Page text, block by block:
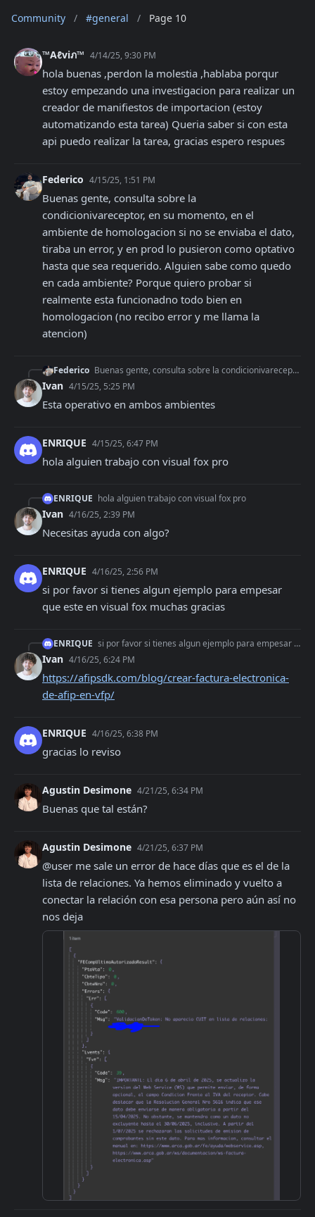
Community / #general / Page 10
™Aℓviภ™ 4/14/25, 9:30 PM
hola buenas ,perdon la molestia ,hablaba porqur
estoy empezando una investigacion para realizar un
creador de manifiestos de importacion (estoy
automatizando esta tarea) Queria saber si con esta
api puedo realizar la tarea, gracias espero respues
Federico 4/15/25, 1:51 PM
Buenas gente, consulta sobre la
condicionivareceptor, en su momento, en el
ambiente de homologacion si no se enviaba el dato,
tiraba un error, y en prod lo pusieron como optativo
hasta que sea requerido. Alguien sabe como quedo
en cada ambiente? Porque quiero probar si
realmente esta funcionadno todo bien en
homologacion (no recibo error y me llama la
atencion)
Federico Buenas gente, consulta sobre la condicionivareceptor, en su momento, en el ambiente de homologacion si no se enviaba el dato, tiraba un error, y en prod lo pusi
Ivan 4/15/25, 5:25 PM
Esta operativo en ambos ambientes
ENRIQUE 4/15/25, 6:47 PM
hola alguien trabajo con visual fox pro
ENRIQUE hola alguien trabajo con visual fox pro
Ivan 4/16/25, 2:39 PM
Necesitas ayuda con algo?
ENRIQUE 4/16/25, 2:56 PM
si por favor si tienes algun ejemplo para empesar
que este en visual fox muchas gracias
ENRIQUE si por favor si tienes algun ejemplo para empesar que este en visual fox muchas gracias
Ivan 4/16/25, 6:24 PM
https://afipsdk.com/blog/crear-factura-electronica-
de-afip-en-vfp/
ENRIQUE 4/16/25, 6:38 PM
gracias lo reviso
Agustin Desimone 4/21/25, 6:34 PM
Buenas que tal están?
Agustin Desimone 4/21/25, 6:37 PM
@user me sale un error de hace días que es el de la
lista de relaciones. Ya hemos eliminado y vuelto a
conectar la relación con esa persona pero aún así no
nos deja